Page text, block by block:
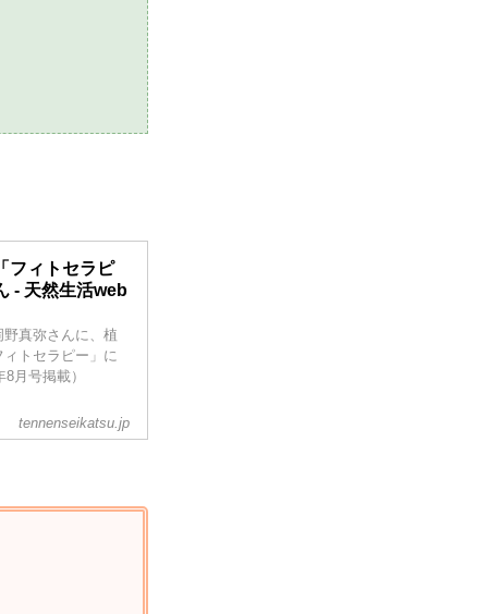
フィトセラピ
- 天然生活web
真弥さんに、植
トセラピー」に
月号掲載）
tennenseikatsu.jp